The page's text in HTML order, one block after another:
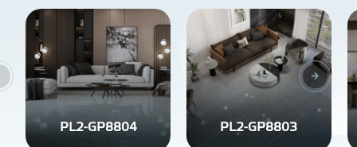
PL2-GP8804 PL2-GP8803